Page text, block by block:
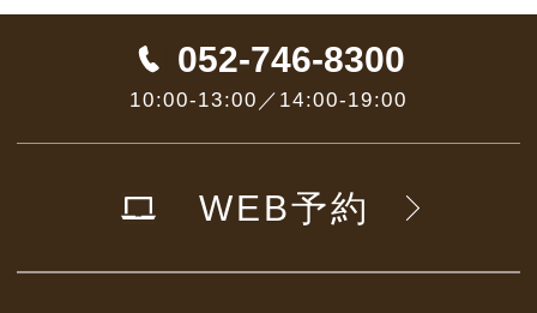
052-746-8300
10:00-13:00／14:00-19:00
WEB予約